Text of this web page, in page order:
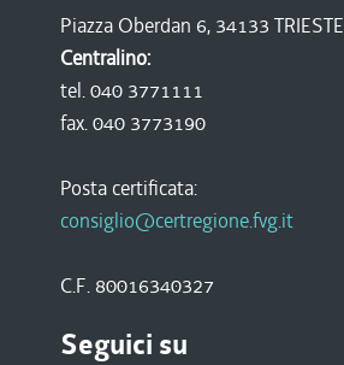
Piazza Oberdan 6, 34133 TRIESTE
Centralino:
tel. 040 3771111
fax. 040 3773190
Posta certificata:
consiglio@certregione.fvg.it
C.F. 80016340327
Seguici su